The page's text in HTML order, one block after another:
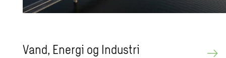
Vand, Ener­gi og In­du­stri